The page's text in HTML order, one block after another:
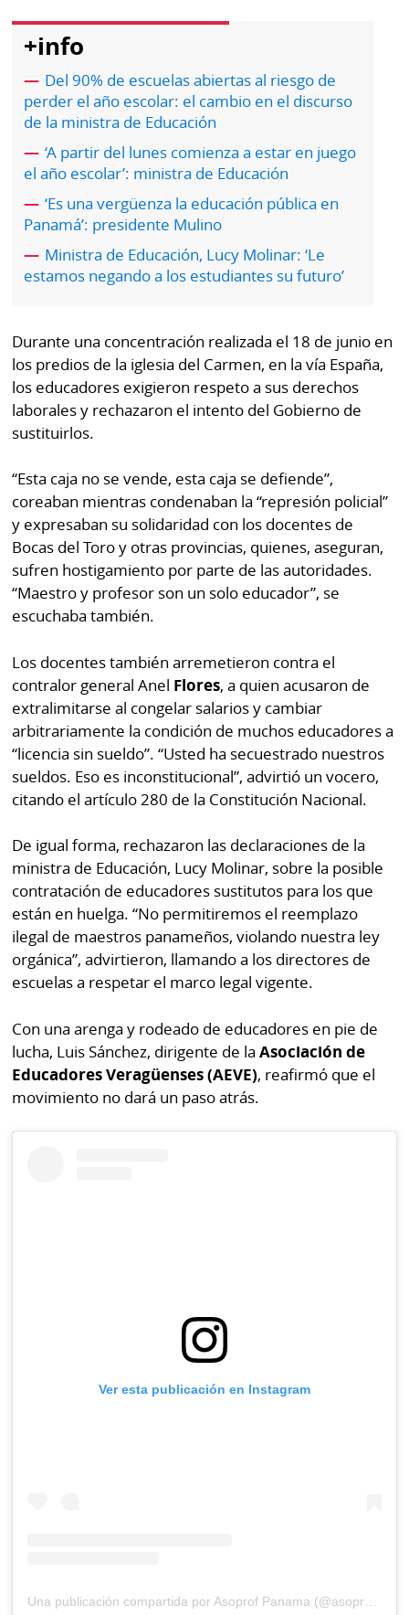
Tienda
Panamá
Tus
Tiquetes
Cero
KM
Corprensa
Ellas
Club
La
Prensa
Busca
Fácil
por
Hoy
Picante
⌾
La
Repregunta
⌾
Cual
Sin
Censura
+info
Del 90% de escuelas abiertas al riesgo de
perder el año escolar: el cambio en el discurso
de la ministra de Educación
‘A partir del lunes comienza a estar en juego
el año escolar’: ministra de Educación
‘Es una vergüenza la educación pública en
Panamá’: presidente Mulino
Ministra de Educación, Lucy Molinar: ‘Le
estamos negando a los estudiantes su futuro’
Durante una concentración realizada el 18 de junio en
los predios de la iglesia del Carmen, en la vía España,
los educadores exigieron respeto a sus derechos
laborales y rechazaron el intento del Gobierno de
sustituirlos.
“Esta caja no se vende, esta caja se defiende”,
coreaban mientras condenaban la “represión policial”
y expresaban su solidaridad con los docentes de
Bocas del Toro y otras provincias, quienes, aseguran,
sufren hostigamiento por parte de las autoridades.
“Maestro y profesor son un solo educador”, se
escuchaba también.
Los docentes también arremetieron contra el
contralor general Anel Flores, a quien acusaron de
extralimitarse al congelar salarios y cambiar
arbitrariamente la condición de muchos educadores a
“licencia sin sueldo”. “Usted ha secuestrado nuestros
sueldos. Eso es inconstitucional”, advirtió un vocero,
citando el artículo 280 de la Constitución Nacional.
De igual forma, rechazaron las declaraciones de la
ministra de Educación, Lucy Molinar, sobre la posible
contratación de educadores sustitutos para los que
están en huelga. “No permitiremos el reemplazo
ilegal de maestros panameños, violando nuestra ley
orgánica”, advirtieron, llamando a los directores de
escuelas a respetar el marco legal vigente.
Con una arenga y rodeado de educadores en pie de
lucha, Luis Sánchez, dirigente de la Asociación de
Educadores Veragüenses (AEVE), reafirmó que el
movimiento no dará un paso atrás.
Ver esta publicación en Instagram